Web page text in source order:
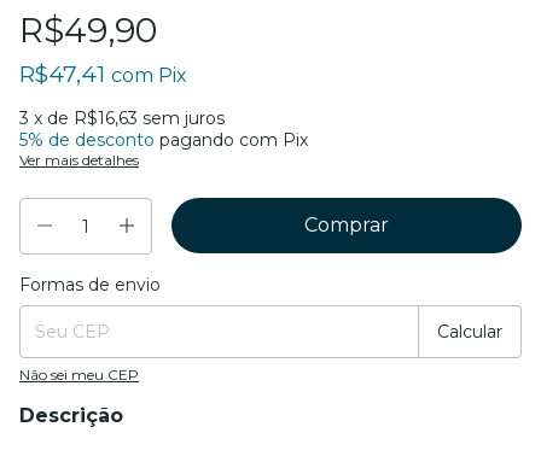
R$49,90
R$47,41 com Pix
3 x de R$16,63 sem juros
5% de desconto pagando com Pix
Ver mais detalhes
Entregas para o CEP:
Formas de envio
Calcular
Não sei meu CEP
Descrição